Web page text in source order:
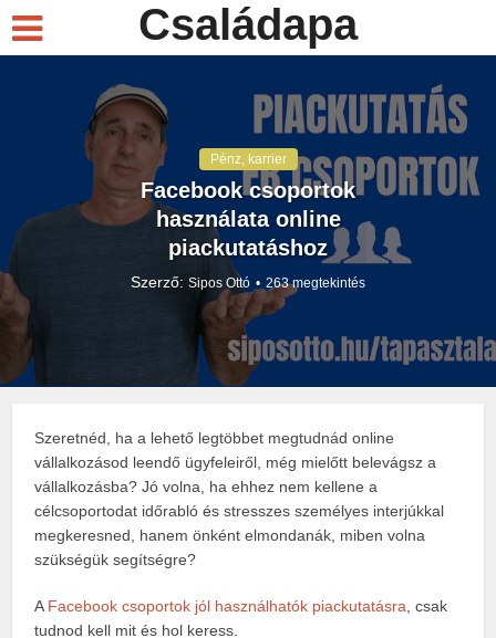
Családapa
Pénz, karrier
Facebook csoportok
használata online
piackutatáshoz
Szerző: Sipos Ottó 263 megtekintés
Szeretnéd, ha a lehető legtöbbet megtudnád online
vállalkozásod leendő ügyfeleiről, még mielőtt belevágsz a
vállalkozásba? Jó volna, ha ehhez nem kellene a
célcsoportodat időrabló és stresszes személyes interjúkkal
megkeresned, hanem önként elmondanák, miben volna
szükségük segítségre?
A Facebook csoportok jól használhatók piackutatásra , csak
tudnod kell mit és hol keress.